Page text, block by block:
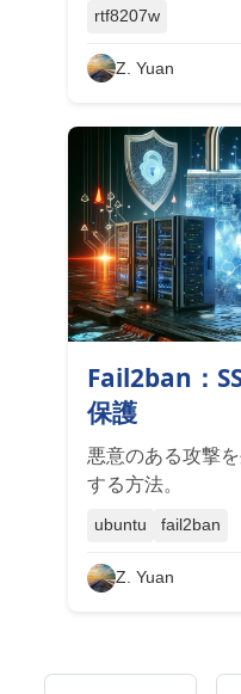
rtf8207w
Z. Yuan
Fail2ban：
保護
悪意のある攻撃
する方法。
ubuntu fail2ban
Z. Yuan